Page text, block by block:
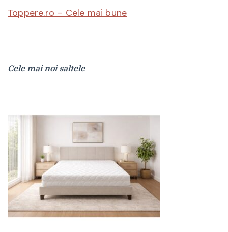
Toppere.ro – Cele mai bune
Cele mai noi saltele